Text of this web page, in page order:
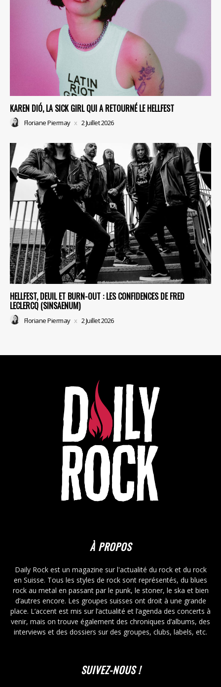
KAREN DIÓ, LA SICK GIRL QUI A RETOURNÉ LE HELLFEST
Floriane Piermay 2 Juillet 2026
HELLFEST, DEUIL ET BURN-OUT : LES CONFIDENCES DE FRED
LECLERCQ (SINSAENUM)
Floriane Piermay 2 Juillet 2026
À PROPOS
Daily Rock est un magazine sur l'actualité du rock et du rock
en Suisse. Tous les styles de rock sont représentés, du blues
rock au metal en passant par le punk, le stoner, le ska et bien
d’autres encore. Les groupes suisses ont droit à une grande
place. L’accent est mis sur l’actualité et l’agenda des concerts à
venir, mais on trouve également des chroniques d’albums, des
interviews et des dossiers sur des groupes, clubs, labels, etc.
SUIVEZ-NOUS !